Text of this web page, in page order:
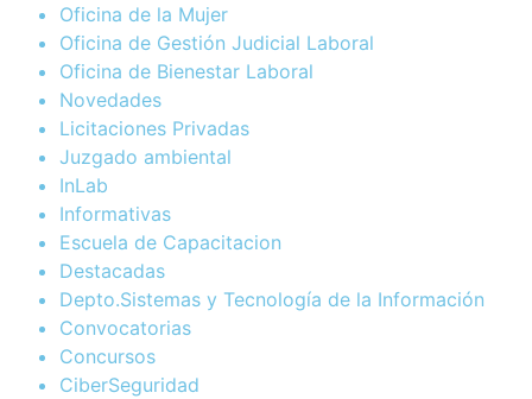
Oficina de la Mujer
Oficina de Gestión Judicial Laboral
Oficina de Bienestar Laboral
Novedades
Licitaciones Privadas
Juzgado ambiental
InLab
Informativas
Escuela de Capacitacion
Destacadas
Depto.Sistemas y Tecnología de la Información
Convocatorias
Concursos
CiberSeguridad